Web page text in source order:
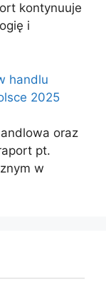
kontynuuje
i
handlu
2025
oraz
pt.
w